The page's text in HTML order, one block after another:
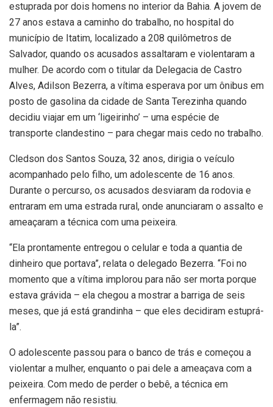
estuprada por dois homens no interior da Bahia. A jovem de
27 anos estava a caminho do trabalho, no hospital do
município de Itatim, localizado a 208 quilômetros de
Salvador, quando os acusados assaltaram e violentaram a
mulher. De acordo com o titular da Delegacia de Castro
Alves, Adilson Bezerra, a vítima esperava por um ônibus em
posto de gasolina da cidade de Santa Terezinha quando
decidiu viajar em um ‘ligeirinho’ – uma espécie de
transporte clandestino – para chegar mais cedo no trabalho.
Cledson dos Santos Souza, 32 anos, dirigia o veículo
acompanhado pelo filho, um adolescente de 16 anos.
Durante o percurso, os acusados desviaram da rodovia e
entraram em uma estrada rural, onde anunciaram o assalto e
ameaçaram a técnica com uma peixeira.
“Ela prontamente entregou o celular e toda a quantia de
dinheiro que portava”, relata o delegado Bezerra. “Foi no
momento que a vítima implorou para não ser morta porque
estava grávida – ela chegou a mostrar a barriga de seis
meses, que já está grandinha – que eles decidiram estuprá-
la”.
O adolescente passou para o banco de trás e começou a
violentar a mulher, enquanto o pai dele a ameaçava com a
peixeira. Com medo de perder o bebê, a técnica em
enfermagem não resistiu.